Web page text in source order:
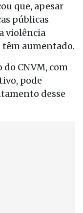
que, apesar
públicas
violência
têm aumentado.
do CNVM, com
pode
desse